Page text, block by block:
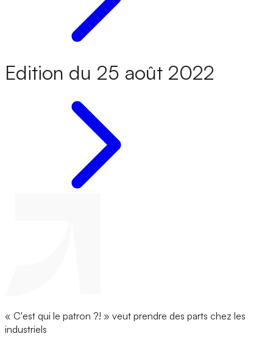
Edition du 25 août 2022
« C'est qui le patron ?! » veut prendre des parts chez les
industriels